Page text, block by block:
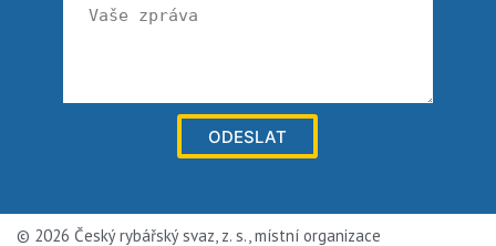
ODESLAT
© 2026 Český rybářský svaz, z. s., místní organizace